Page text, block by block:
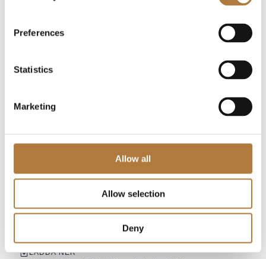
Preferences
Statistics
Marketing
Allow all
Allow selection
Deny
LADDA NER
250421 Pressmeddelande Kallelse till årsstämma i K-Fast
stomentreprenad för ännu en etapp i
250411 Pressmeddelande K-Prefab har tecknat avtal om
K-Fastigheter publicerar årsredovisning för
LADDA NER